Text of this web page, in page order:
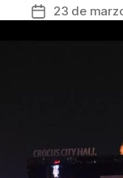
Fecha
23 de